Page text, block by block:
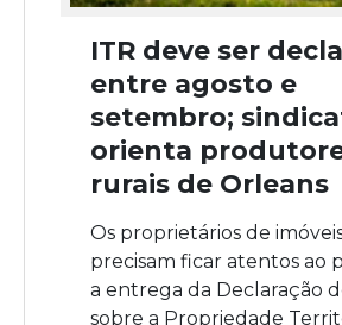
ITR deve ser
entre agosto e
setembro;
orienta
rurais de Orleans
Os proprietários de
precisam ficar atentos ao
a entrega da Declaração
sobre a Propriedade